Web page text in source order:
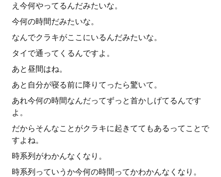
え今何やってるんだみたいな。
今何の時間だみたいな。
なんでクラキがここにいるんだみたいな。
タイで通ってくるんですよ。
あと昼間はね。
あと自分が寝る前に降りてったら驚いて。
あれ今何の時間なんだってずっと首かしげてるんです
よ。
だからそんなことがクラキに起きててもあるってことで
すよね。
時系列がわかんなくなり。
時系列っていうか今何の時間ってかわかんなくなり。